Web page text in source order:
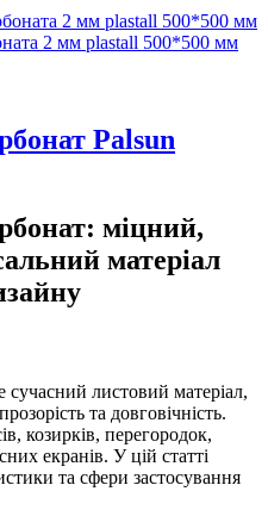
2 мм plastall 500*500 мм
Palsun
міцний,
матеріал
листовий матеріал,
та довговічність.
козирків, перегородок,
екранів. У цій статті
та сфери застосування